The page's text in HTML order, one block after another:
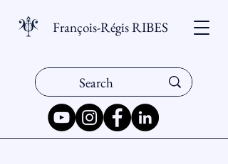
François-Régis RIBES